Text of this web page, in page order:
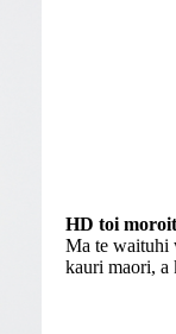
HD toi
Ma te waituhi
kauri maori, a